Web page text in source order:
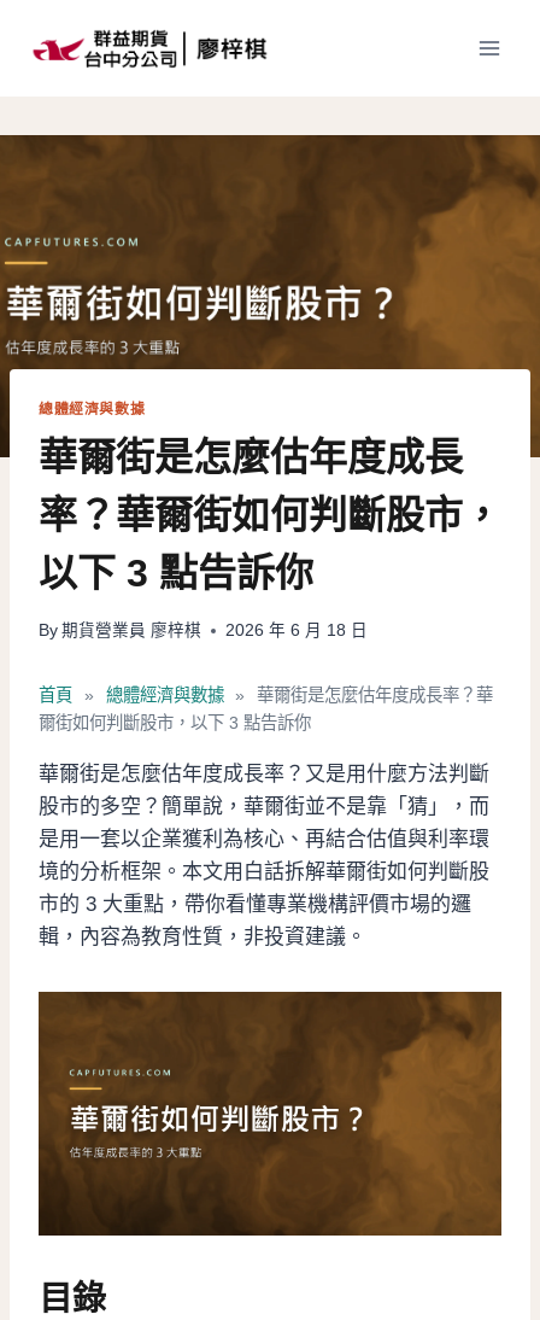
總體經濟與數據
華爾街是怎麼估年度成長
率？華爾街如何判斷股市，
以下 3 點告訴你
By 期貨營業員 廖梓棋 2026 年 6 月 18 日
首頁 » 總體經濟與數據 »
華爾街是怎麼估年度成長率？華
爾街如何判斷股市，以下 3 點告訴你
華爾街是怎麼估年度成長率？又是用什麼方法判斷
股市的多空？簡單說，華爾街並不是靠「猜」，而
是用一套以企業獲利為核心、再結合估值與利率環
境的分析框架。本文用白話拆解華爾街如何判斷股
市的 3 大重點，帶你看懂專業機構評價市場的邏
輯，內容為教育性質，非投資建議。
目錄